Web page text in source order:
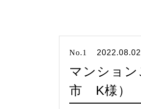
No.1 2022.08.02
マンショ
市 K様）